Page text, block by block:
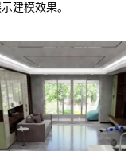
建模效果。